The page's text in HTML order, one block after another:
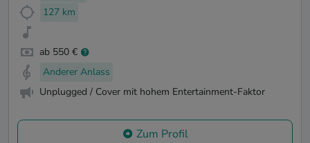
127 km
ab 550 €
Anderer Anlass
Unplugged / Cover mit hohem Entertainment-Faktor
Zum Profil